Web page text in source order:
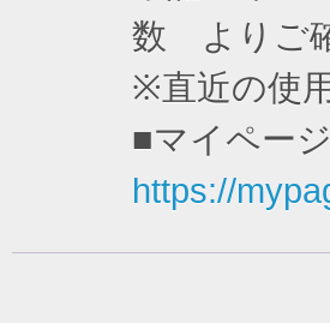
数 よりご
※直近の使
■マイペー
https://